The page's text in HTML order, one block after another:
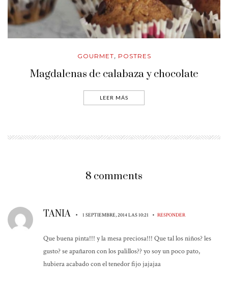
GOURMET, POSTRES
Magdalenas de calabaza y chocolate
LEER MÁS
8 comments
TANIA • 1 SEPTIEMBRE, 2014 LAS 10:21 • RESPONDER
Que buena pinta!!! y la mesa preciosa!!! Que tal los niños? les
gusto? se apañaron con los palillos?? yo soy un poco pato,
hubiera acabado con el tenedor fijo jajajaa